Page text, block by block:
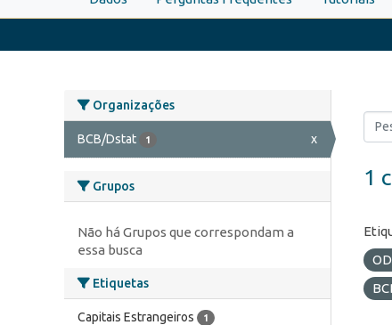
Organizações
BCB/Dstat 1 x
Grupos
Não há Grupos que correspondam a
essa busca
Etiquetas
Capitais Estrangeiros 1
1